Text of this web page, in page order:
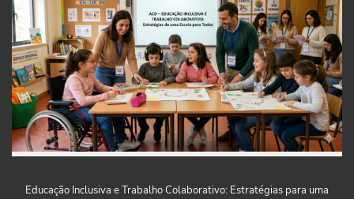
Educação Inclusiva e Trabalho Colaborativo: Estratégias para uma